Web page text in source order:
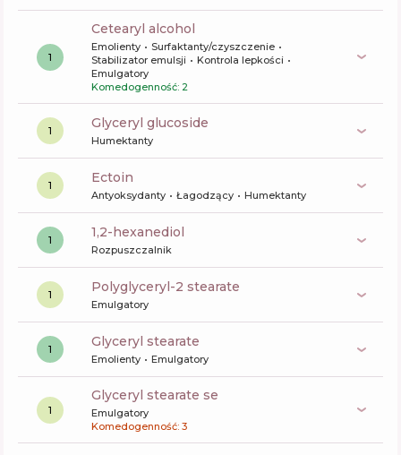
1
cetearyl alcohol
Emolienty
Surfaktanty/czyszczenie
Stabilizator emulsji
Kontrola lepkości
Emulgatory
Komedogenność: 2
1 glyceryl glucoside
Humektanty
1 ectoin
Antyoksydanty Łagodzący Humektanty
1 1,2-hexanediol
Rozpuszczalnik
1 polyglyceryl-2 stearate
Emulgatory
1 glyceryl stearate
Emolienty Emulgatory
1
glyceryl stearate se
Emulgatory
Komedogenność: 3